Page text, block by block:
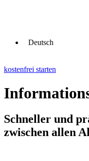
Deutsch
kostenfrei starten
Schneller und
zwischen allen